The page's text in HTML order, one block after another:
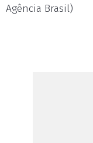
Agência Brasil)